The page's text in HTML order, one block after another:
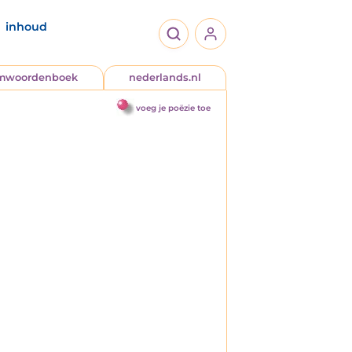
inhoud
nederlands.nl
voeg je poëzie toe